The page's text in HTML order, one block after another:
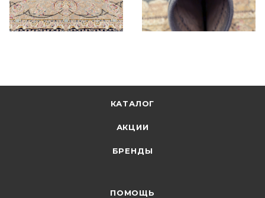
КАТАЛОГ
АКЦИИ
БРЕНДЫ
ПОМОЩЬ